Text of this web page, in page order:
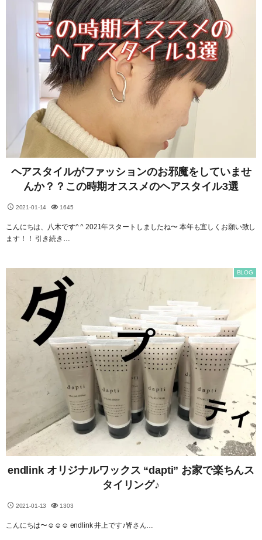
ヘアスタイルがファッションのお邪魔をしていませ
んか？？この時期オススメのヘアスタイル3選
2021-01-14 1645
こんにちは、八木です^ ^ 2021年スタートしましたね〜 本年も宜しくお願い致し
ます！！ 引き続き…
endlink オリジナルワックス “dapti” お家で楽ちんス
タイリング♪
2021-01-13
BLOG
1303
こんにちは〜☺︎☺︎☺︎ endlink 井上です♪皆さん…